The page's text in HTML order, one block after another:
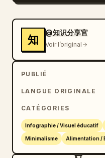
知
@知识分享官
Voir l’original
PUBLIÉ
LANGUE ORIGINALE
CATÉGORIES
Infographie / Visuel éducatif
Minimalisme Alimentation /